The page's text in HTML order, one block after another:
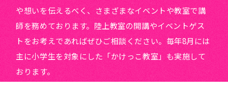
や想いを伝えるべく、さまざまなイベントや教室で講
師を務めております。陸上教室の開講やイベントゲス
トをお考えであればぜひご相談ください。毎年8月には
主に小学生を対象にした「かけっこ教室」も実施して
おります。